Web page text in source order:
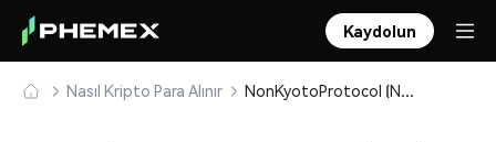
Kaydolun
Nasıl Kripto Para Alınır NonKyotoProtocol (NKP) Güvenle Satın Alın ve Saklayın